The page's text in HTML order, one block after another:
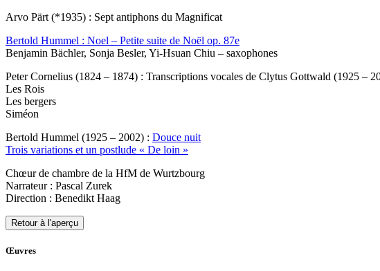
Arvo Pärt (*1935) : Sept antiphons du Magnificat
Bertold Hummel : Noel – Petite suite de Noël op. 87e
Benjamin Bächler, Sonja Besler, Yi-Hsuan Chiu – saxophones
Peter Cornelius (1824 – 1874) : Transcriptions vocales de Clytus Gottwald (1925 –
Les Rois
Les bergers
Siméon
Bertold Hummel (1925 – 2002) : Douce nuit
Trois variations et un postlude « De loin »
Chœur de chambre de la HfM de Wurtzbourg
Narrateur : Pascal Zurek
Direction : Benedikt Haag
Retour à l'aperçu
Œuvres